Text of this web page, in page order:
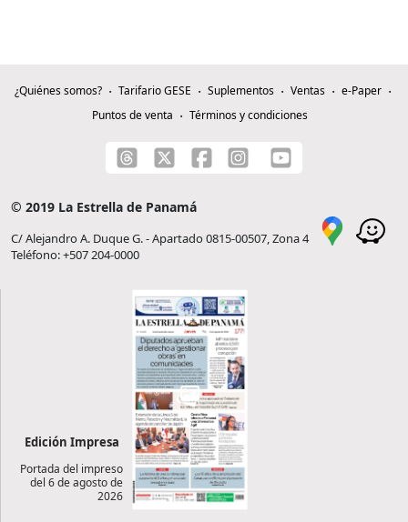
¿Quiénes somos? Tarifario GESE Suplementos Ventas
e-Paper
Puntos de venta
Términos y condiciones
© 2019 La Estrella de Panamá
C/ Alejandro A. Duque G. - Apartado 0815-00507, Zona 4
Teléfono: +507 204-0000
Edición Impresa
Portada del impreso
del 6 de agosto de
2026